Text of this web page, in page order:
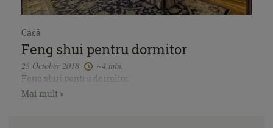
Casă
Feng shui pentru dormitor
25 October 2018
~4 min.
Feng shui pentru dormitor
Mai mult »